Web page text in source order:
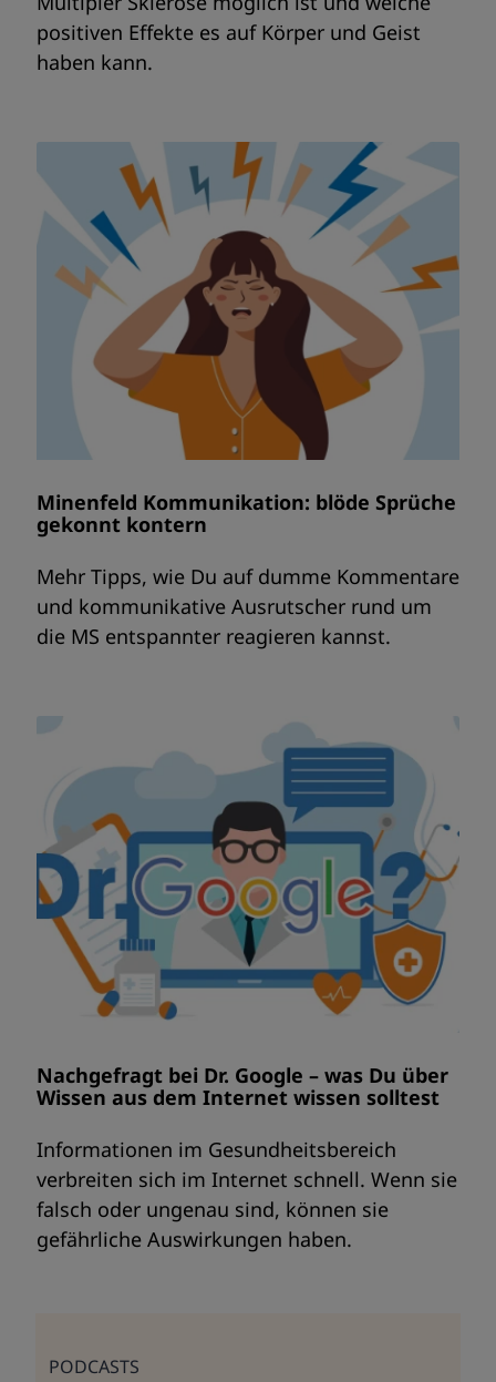
positiven Effekte es auf Körper und Geist
haben kann.
Minenfeld Kommunikation: blöde Sprüche
gekonnt kontern
Mehr Tipps, wie Du auf dumme Kommentare
und kommunikative Ausrutscher rund um
die MS entspannter reagieren kannst.
Nachgefragt bei Dr. Google – was Du über
Wissen aus dem Internet wissen solltest
Informationen im Gesundheitsbereich
verbreiten sich im Internet schnell. Wenn sie
falsch oder ungenau sind, können sie
gefährliche Auswirkungen haben.
PODCASTS